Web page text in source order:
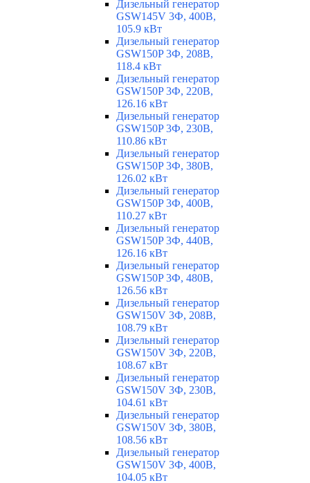
Дизельный генератор
GSW145V 3Ф, 400В,
105.9 кВт
Дизельный генератор
GSW150P 3Ф, 208В,
118.4 кВт
Дизельный генератор
GSW150P 3Ф, 220В,
126.16 кВт
Дизельный генератор
GSW150P 3Ф, 230В,
110.86 кВт
Дизельный генератор
GSW150P 3Ф, 380В,
126.02 кВт
Дизельный генератор
GSW150P 3Ф, 400В,
110.27 кВт
Дизельный генератор
GSW150P 3Ф, 440В,
126.16 кВт
Дизельный генератор
GSW150P 3Ф, 480В,
126.56 кВт
Дизельный генератор
GSW150V 3Ф, 208В,
108.79 кВт
Дизельный генератор
GSW150V 3Ф, 220В,
108.67 кВт
Дизельный генератор
GSW150V 3Ф, 230В,
104.61 кВт
Дизельный генератор
GSW150V 3Ф, 380В,
108.56 кВт
Дизельный генератор
GSW150V 3Ф, 400В,
104.05 кВт